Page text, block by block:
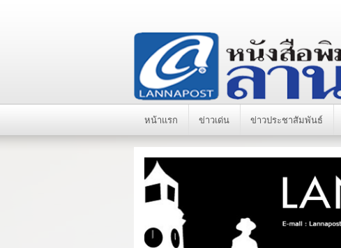
หน้าแรก ข่าวเด่น ข่าวประชาสัมพันธ์